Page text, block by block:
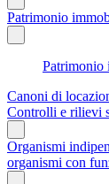
Patrimonio
Patrimonio
Canoni di
Controlli e rilievi
Organismi
organismi con